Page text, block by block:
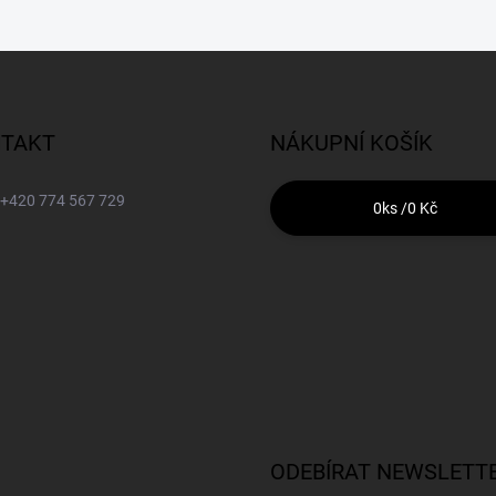
+420 774 567 729
NÁKUPNÍ KOŠÍK
0ks /0 Kč
ODEBÍRAT